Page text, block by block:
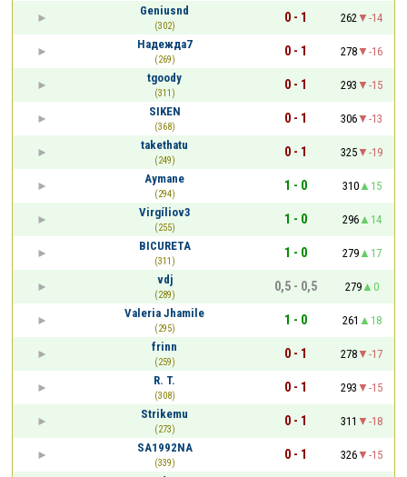
Geniusnd
(302)
0 - 1 262
-14
Надежда7
(269)
0 - 1 278
-16
tgoody
(311)
0 - 1 293
-15
SIKEN
(368)
0 - 1 306
-13
takethatu
(249)
0 - 1 325
-19
Aymane
(294)
1 - 0 310
15
Virgíliov3
(255)
1 - 0 296
14
BICURETA
(311)
1 - 0 279
17
vdj
(289)
0,5 - 0,5 279
0
Valeria Jhamile
(295)
1 - 0 261
18
frinn
(259)
0 - 1 278
-17
R. T.
(308)
0 - 1 293
-15
Strikemu
(273)
0 - 1 311
-18
SA1992NA
(339)
0 - 1 326
-15